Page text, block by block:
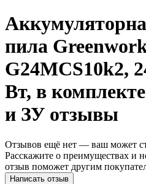
пила
G24MCS10k2,
Вт, в
и ЗУ отзывы
Отзывов ещё нет — ваш может
Расскажите о преимуществах и
отзыв поможет другим
Написать отзыв